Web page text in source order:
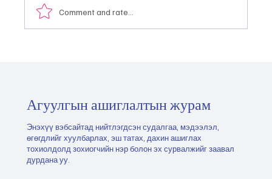
Comment and rate...
Агуулгын ашиглалтын журам
Энэхүү вэбсайтад нийтлэгдсэн судалгаа, мэдээлэл,
өгөгдлийг хуулбарлах, эш татах, дахин ашиглах
тохиолдолд зохиогчийн нэр болон эх сурвалжийг заавал
дурдана уу.